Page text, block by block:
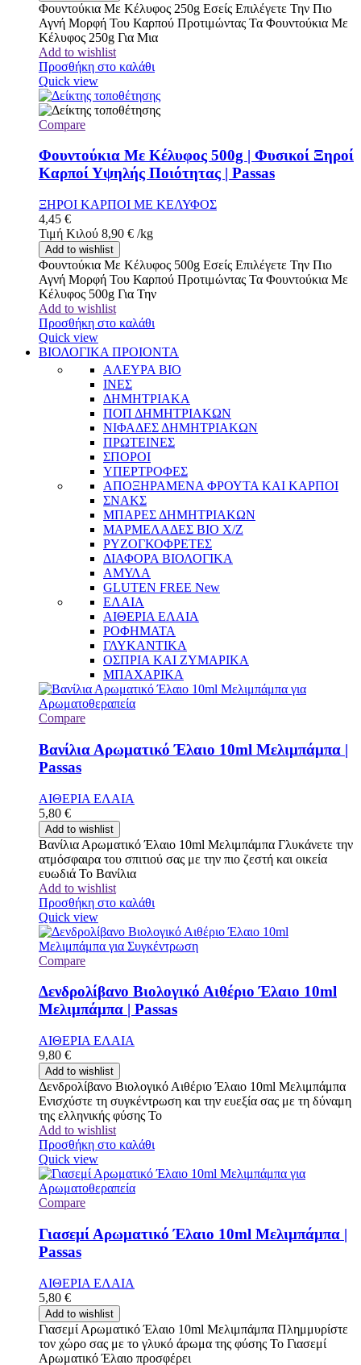
Φουντούκια Με Κέλυφος 250g Εσείς Επιλέγετε Την Πιο
Αγνή Μορφή Του Καρπού Προτιμώντας Τα Φουντούκια Με
Κέλυφος 250g Για Μια
Add to wishlist
Προσθήκη στο καλάθι
Quick view
Compare
Φουντούκια Με Κέλυφος 500g | Φυσικοί Ξηροί
Καρποί Υψηλής Ποιότητας | Passas
ΞΗΡΟΙ ΚΑΡΠΟΙ ΜΕ ΚΕΛΥΦΟΣ
4,45 €
Τιμή Κιλού 8,90 € /kg
Add to wishlist
Φουντούκια Με Κέλυφος 500g Εσείς Επιλέγετε Την Πιο
Αγνή Μορφή Του Καρπού Προτιμώντας Τα Φουντούκια Με
Κέλυφος 500g Για Την
Add to wishlist
Προσθήκη στο καλάθι
Quick view
ΒΙΟΛΟΓΙΚΑ ΠΡΟΙΟΝΤΑ
ΑΛΕΥΡΑ BIO
ΙΝΕΣ
ΔΗΜΗΤΡΙΑΚΑ
ΠΟΠ ΔΗΜΗΤΡΙΑΚΩΝ
ΝΙΦΑΔΕΣ ΔΗΜΗΤΡΙΑΚΩΝ
ΠΡΩΤΕΙΝΕΣ
ΣΠΟΡΟΙ
ΥΠΕΡΤΡΟΦΕΣ
ΑΠΟΞΗΡΑΜΕΝΑ ΦΡΟΥΤΑ ΚΑΙ ΚΑΡΠΟΙ
ΣΝΑΚΣ
ΜΠΑΡΕΣ ΔΗΜΗΤΡΙΑΚΩΝ
ΜΑΡΜΕΛΑΔΕΣ BIO Χ/Ζ
ΡΥΖΟΓΚΟΦΡΕΤΕΣ
ΔΙΑΦΟΡΑ ΒΙΟΛΟΓΙΚΑ
ΑΜΥΛΑ
GLUTEN FREE New
ΕΛΑΙΑ
ΑΙΘΕΡΙΑ ΕΛΑΙΑ
ΡΟΦΗΜΑΤΑ
ΓΛΥΚΑΝΤΙΚΑ
ΟΣΠΡΙΑ ΚΑΙ ΖΥΜΑΡΙΚΑ
ΜΠΑΧΑΡΙΚΑ
Compare
Βανίλια Αρωματικό Έλαιο 10ml Μελιμπάμπα |
Passas
ΑΙΘΕΡΙΑ ΕΛΑΙΑ
5,80 €
Add to wishlist
Βανίλια Αρωματικό Έλαιο 10ml Μελιμπάμπα Γλυκάνετε την
ατμόσφαιρα του σπιτιού σας με την πιο ζεστή και οικεία
ευωδιά Το Βανίλια
Add to wishlist
Προσθήκη στο καλάθι
Quick view
Compare
Δενδρολίβανο Βιολογικό Αιθέριο Έλαιο 10ml
Μελιμπάμπα | Passas
ΑΙΘΕΡΙΑ ΕΛΑΙΑ
9,80 €
Add to wishlist
Δενδρολίβανο Βιολογικό Αιθέριο Έλαιο 10ml Μελιμπάμπα
Ενισχύστε τη συγκέντρωση και την ευεξία σας με τη δύναμη
της ελληνικής φύσης Το
Add to wishlist
Προσθήκη στο καλάθι
Quick view
Compare
Γιασεμί Αρωματικό Έλαιο 10ml Μελιμπάμπα |
Passas
ΑΙΘΕΡΙΑ ΕΛΑΙΑ
5,80 €
Add to wishlist
Γιασεμί Αρωματικό Έλαιο 10ml Μελιμπάμπα Πλημμυρίστε
τον χώρο σας με το γλυκό άρωμα της φύσης Το Γιασεμί
Αρωματικό Έλαιο προσφέρει